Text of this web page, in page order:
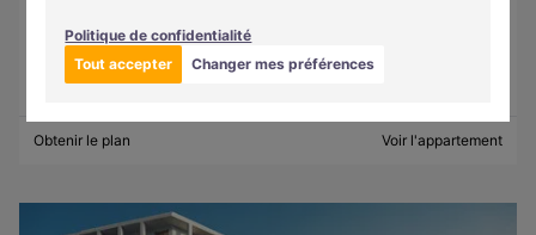
Politique de confidentialité
Tout accepter
Changer mes préférences
Découvrez des résidences où architecture contemporaine,
lumière et nature s'harmonisent au cœur du Grand Paris.
Obtenir le plan Voir l'appartement